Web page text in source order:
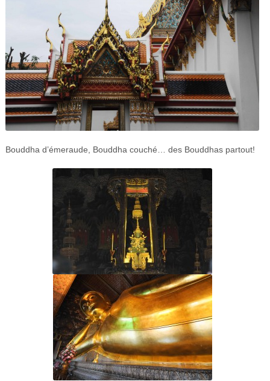
Bouddha d’émeraude, Bouddha couché… des Bouddhas partout!